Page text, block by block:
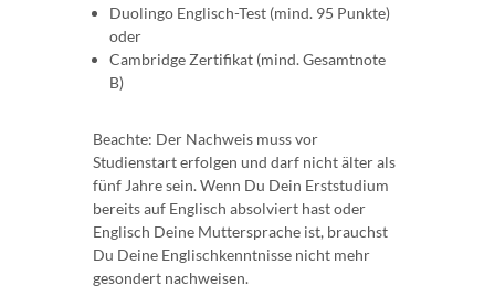
Duolingo Englisch-Test (mind. 95 Punkte)
oder
Cambridge Zertifikat (mind. Gesamtnote
B)
Beachte: Der Nachweis muss vor
Studienstart erfolgen und darf nicht älter als
fünf Jahre sein. Wenn Du Dein Erststudium
bereits auf Englisch absolviert hast oder
Englisch Deine Muttersprache ist, brauchst
Du Deine Englischkenntnisse nicht mehr
gesondert nachweisen.